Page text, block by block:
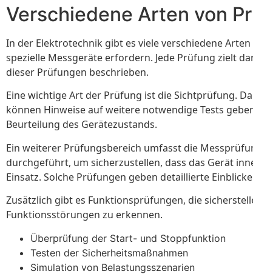
Verschiedene Arten von
In der Elektrotechnik gibt es viele verschiedene
spezielle Messgeräte erfordern. Jede Prüfung zielt
dieser Prüfungen beschrieben.
Eine wichtige Art der Prüfung ist die Sichtprüfung.
können Hinweise auf weitere notwendige Tests
Beurteilung des Gerätezustands.
Ein weiterer Prüfungsbereich umfasst die
durchgeführt, um sicherzustellen, dass das Gerät
Einsatz. Solche Prüfungen geben detaillierte
Zusätzlich gibt es Funktionsprüfungen, die
Funktionsstörungen zu erkennen.
Überprüfung der Start- und Stoppfunktion
Testen der Sicherheitsmaßnahmen
Simulation von Belastungsszenarien